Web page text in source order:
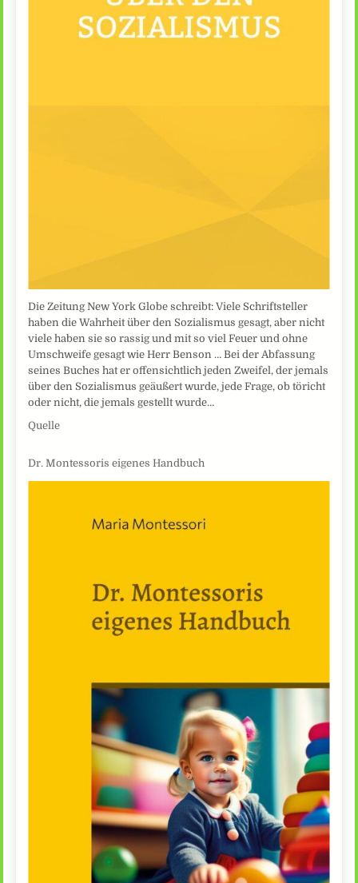
Die Zeitung New York Globe schreibt: Viele Schriftsteller
haben die Wahrheit über den Sozialismus gesagt, aber nicht
viele haben sie so rassig und mit so viel Feuer und ohne
Umschweife gesagt wie Herr Benson … Bei der Abfassung
seines Buches hat er offensichtlich jeden Zweifel, der jemals
über den Sozialismus geäußert wurde, jede Frage, ob töricht
oder nicht, die jemals gestellt wurde…
Quelle
Dr. Montessoris eigenes Handbuch